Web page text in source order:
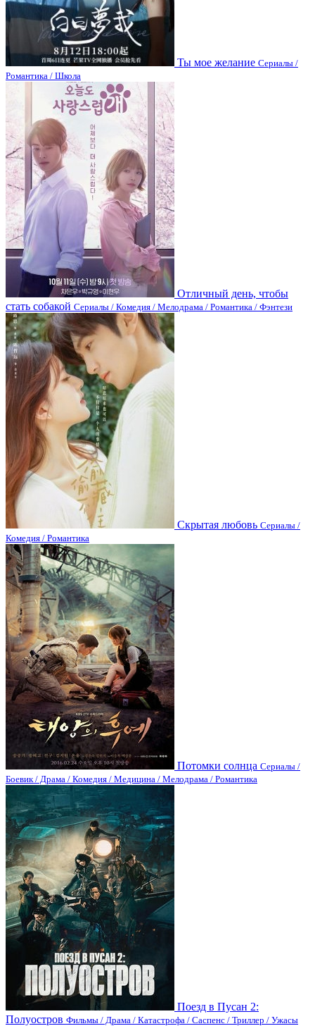
Ты мое желание Сериалы /
Романтика / Школа
Отличный день, чтобы
стать собакой Сериалы / Комедия / Мелодрама / Романтика / Фэнтези
Скрытая любовь Сериалы /
Комедия / Романтика
Потомки солнца Сериалы /
Боевик / Драма / Комедия / Медицина / Мелодрама / Романтика
Поезд в Пусан 2:
Полуостров Фильмы / Драма / Катастрофа / Саспенс / Триллер / Ужасы